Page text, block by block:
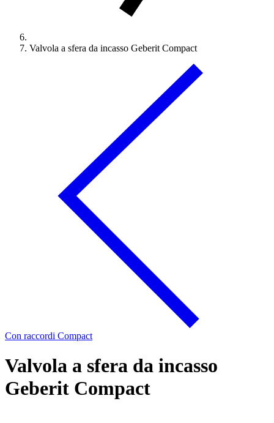
Valvola a sfera da incasso Geberit Compact
Con raccordi Compact
Valvola a sfera da incasso
Geberit Compact